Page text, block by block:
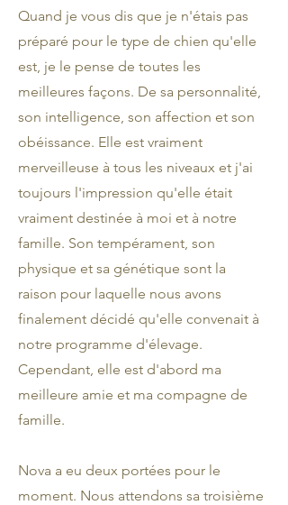
Quand je vous dis que je n'étais pas
préparé pour le type de chien qu'elle
est, je le pense de toutes les
meilleures façons. De sa personnalité,
son intelligence, son affection et son
obéissance. Elle est vraiment
merveilleuse à tous les niveaux et j'ai
toujours l'impression qu'elle était
vraiment destinée à moi et à notre
famille. Son tempérament, son
physique et sa génétique sont la
raison pour laquelle nous avons
finalement décidé qu'elle convenait à
notre programme d'élevage.
Cependant, elle est d'abord ma
meilleure amie et ma compagne de
famille.
Nova a eu deux portées pour le
moment. Nous attendons sa troisième